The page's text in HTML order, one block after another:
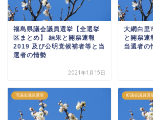
福島県議会議員選挙【全選挙
区まとめ】 結果と開票速報
2019 及び公明党候補者等と当
選者の情勢
2021年1月15日
大網白里
と開票速
当選者の
市議会議員選挙 町議会議員選